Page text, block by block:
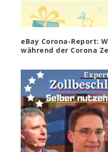
eBay Corona-Report:
während der Corona